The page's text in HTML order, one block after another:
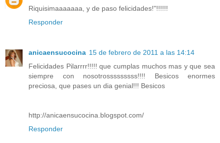
Riquisimaaaaaaa, y de paso felicidades!"!!!!!!
Responder
anicaensucocina 15 de febrero de 2011 a las 14:14
Felicidades Pilarrrr!!!!! que cumplas muchos mas y que sea
siempre con nosotrosssssssss!!!! Besicos enormes
preciosa, que pases un dia genial!!! Besicos
http://anicaensucocina.blogspot.com/
Responder